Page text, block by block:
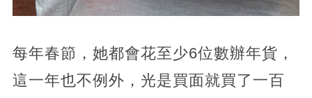
每年春節，她都會花至少6位數辦年貨，
這一年也不例外，光是買面就買了一百